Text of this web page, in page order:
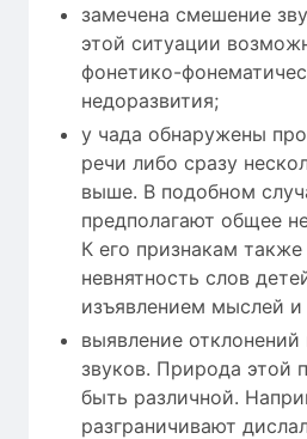
замечена смешение
этой ситуации
фонетико-
недоразвития;
у чада обнаружены
речи либо сразу
выше. В подобном
предполагают общее
К его признакам также
невнятность слов
изъявлением мыслей и
выявление
звуков. Природа этой
быть различной.
разграничивают